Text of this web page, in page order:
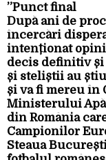
”Punct final
După ani de
încercări
intenționat
decis definitiv și
și steliștii au
și va fi mereu în
Ministerului
din România
Campionilor
Steaua